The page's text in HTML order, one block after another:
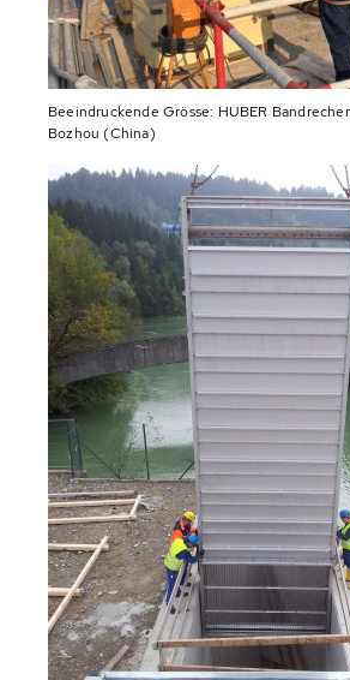
Beeindruckende Grösse: HUBER
Bozhou (China)